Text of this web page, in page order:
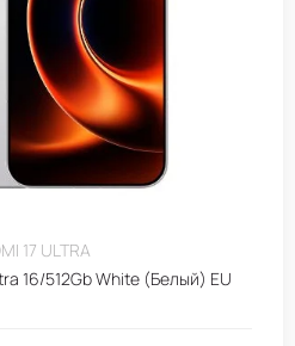
17 ULTRA
16/512Gb White (Белый) EU